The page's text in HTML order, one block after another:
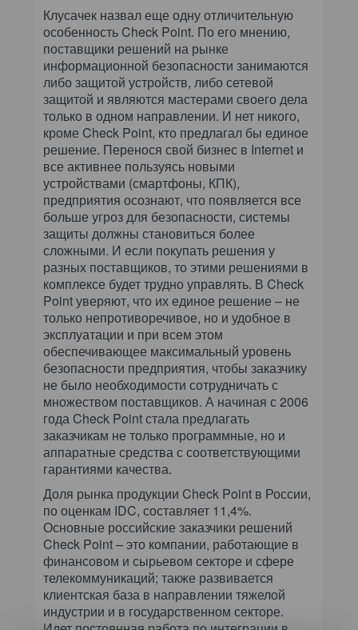
Клусачек назвал еще одну отличительную
особенность Check Point. По его мнению,
поставщики решений на рынке
информационной безопасности занимаются
либо защитой устройств, либо сетевой
защитой и являются мастерами своего дела
только в одном направлении. И нет никого,
кроме Check Point, кто предлагал бы единое
решение. Перенося свой бизнес в Internet и
все активнее пользуясь новыми
устройствами (смартфоны, КПК),
предприятия осознают, что появляется все
больше угроз для безопасности, системы
защиты должны становиться более
сложными. И если покупать решения у
разных поставщиков, то этими решениями в
комплексе будет трудно управлять. В Check
Point уверяют, что их единое решение – не
только непротиворечивое, но и удобное в
эксплуатации и при всем этом
обеспечивающее максимальный уровень
безопасности предприятия, чтобы заказчику
не было необходимости сотрудничать с
множеством поставщиков. А начиная с 2006
года Check Point стала предлагать
заказчикам не только программные, но и
аппаратные средства с соответствующими
гарантиями качества.
Доля рынка продукции Check Point в России,
по оценкам IDC, составляет 11,4%.
Основные российские заказчики решений
Check Point – это компании, работающие в
финансовом и сырьевом секторе и сфере
телекоммуникаций; также развивается
клиентская база в направлении тяжелой
индустрии и в государственном секторе.